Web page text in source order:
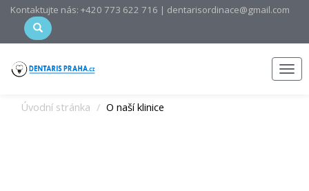
Kontaktujte nás: +420 773 622 716 | dentarisordinace@gmail.com
Úvodní stránka O naší klinice